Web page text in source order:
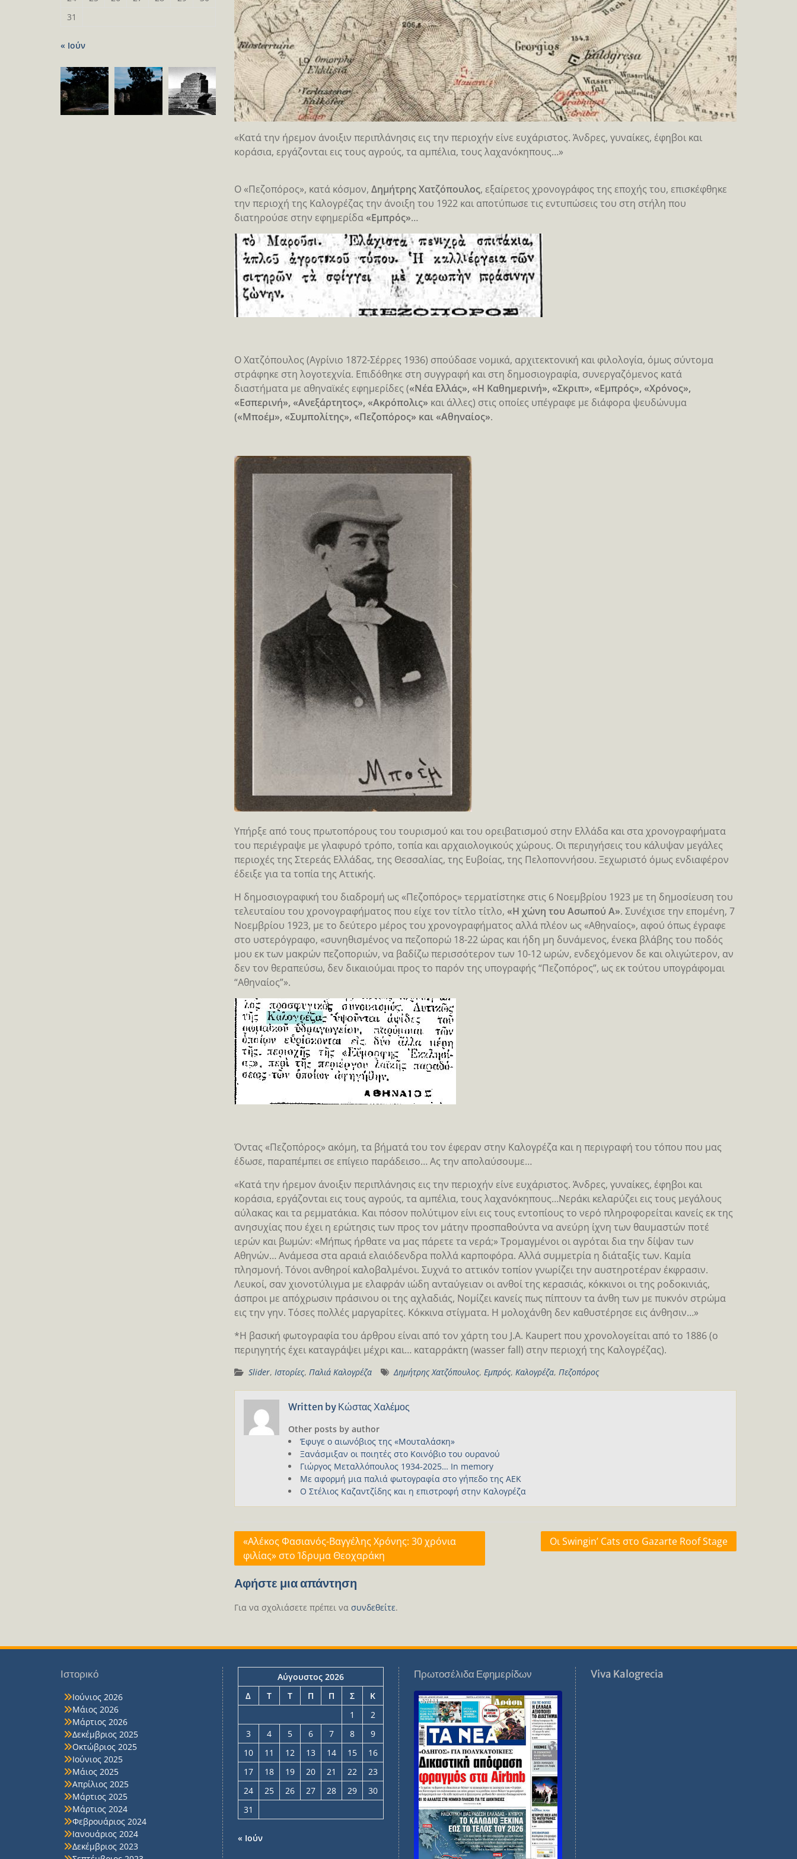
«Κατά την ήρεμον άνοιξιν περιπλάνησις εις την περιοχήν είνε ευχάριστος. Άνδρες, γυναίκες, έφηβοι και
κοράσια, εργάζονται εις τους αγρούς, τα αμπέλια, τους λαχανόκηπους…»
Ο «Πεζοπόρος», κατά κόσμον, Δημήτρης Χατζόπουλος, εξαίρετος χρονογράφος της εποχής του, επισκέφθηκε
την περιοχή της Καλογρέζας την άνοιξη του 1922 και αποτύπωσε τις εντυπώσεις του στη στήλη που
διατηρούσε στην εφημερίδα«Εμπρός»…
Ο Χατζόπουλος (Αγρίνιο 1872-Σέρρες 1936) σπούδασε νομικά, αρχιτεκτονική και φιλολογία, όμως σύντομα
στράφηκε στη λογοτεχνία. Επιδόθηκε στη συγγραφή και στη δημοσιογραφία, συνεργαζόμενος κατά
διαστήματα με αθηναϊκές εφημερίδες («Νέα Ελλάς», «Η Καθημερινή», «Σκριπ», «Εμπρός», «Χρόνος»,
«Εσπερινή», «Ανεξάρτητος», «Ακρόπολις» και άλλες) στις οποίες υπέγραφε με διάφορα ψευδώνυμα
(«Μποέμ», «Συμπολίτης», «Πεζοπόρος» και «Αθηναίος».
Υπήρξε από τους πρωτοπόρους του τουρισμού και του ορειβατισμού στην Ελλάδα και στα χρονογραφήματα
του περιέγραψε με γλαφυρό τρόπο, τοπία και αρχαιολογικούς χώρους. Οι περιηγήσεις του κάλυψαν μεγάλες
περιοχές της Στερεάς Ελλάδας, της Θεσσαλίας, της Ευβοίας, της Πελοποννήσου. Ξεχωριστό όμως ενδιαφέρον
έδειξε για τα τοπία της Αττικής.
Η δημοσιογραφική του διαδρομή ως «Πεζοπόρος» τερματίστηκε στις 6 Νοεμβρίου 1923 με τη δημοσίευση του
τελευταίου του χρονογραφήματος που είχε τον τίτλο τίτλο, «Η χώνη του Ασωπού Α». Συνέχισε την επομένη, 7
Νοεμβρίου 1923, με το δεύτερο μέρος του χρονογραφήματος αλλά πλέον ως «Αθηναίος», αφού όπως έγραφε
στο υστερόγραφο, «συνηθισμένος να πεζοπορώ 18-22 ώρας και ήδη μη δυνάμενος, ένεκα βλάβης του ποδός
μου εκ των μακρών πεζοποριών, να βαδίζω περισσότερον των 10-12 ωρών, ενδεχόμενον δε και ολιγώτερον, αν
δεν τον θεραπεύσω, δεν δικαιούμαι προς το παρόν της υπογραφής “Πεζοπόρος”, ως εκ τούτου υπογράφομαι
“Αθηναίος”».
Όντας «Πεζοπόρος» ακόμη, τα βήματά του τον έφεραν στην Καλογρέζα και η περιγραφή του τόπου που μας
έδωσε, παραπέμπει σε επίγειο παράδεισο… Ας την απολαύσουμε…
«Κατά την ήρεμον άνοιξιν περιπλάνησις εις την περιοχήν είνε ευχάριστος. Άνδρες, γυναίκες, έφηβοι και
κοράσια, εργάζονται εις τους αγρούς, τα αμπέλια, τους λαχανόκηπους…Νεράκι κελαρύζει εις τους μεγάλους
αύλακας και τα ρεμματάκια. Και πόσον πολύτιμον είνι εις τους εντοπίους το νερό πληροφορείται κανείς εκ της
ανησυχίας που έχει η ερώτησις των προς τον μάτην προσπαθούντα να ανεύρη ίχνη των θαυμαστών ποτέ
ιερών και βωμών: «Μήπως ήρθατε να μας πάρετε τα νερά;» Τρομαγμένοι οι αγρόται δια την δίψαν των
Αθηνών… Ανάμεσα στα αραιά ελαιόδενδρα πολλά καρποφόρα. Αλλά συμμετρία η διάταξίς των. Καμία
πλησμονή. Τόνοι ανθηροί καλοβαλμένοι. Συχνά το αττικόν τοπίον γνωρίζει την αυστηροτέραν έκφρασιν.
Λευκοί, σαν χιονοτύλιγμα με ελαφράν ιώδη ανταύγειαν οι ανθοί της κερασιάς, κόκκινοι οι της ροδοκινιάς,
άσπροι με απόχρωσιν πράσινου οι της αχλαδιάς, Νομίζει κανείς πως πίπτουν τα άνθη των με πυκνόν στρώμα
εις την γην. Τόσες πολλές μαργαρίτες. Κόκκινα στίγματα. Η μολοχάνθη δεν καθυστέρησε εις άνθησιν…»
*Η βασική φωτογραφία του άρθρου είναι από τον χάρτη του J.A. Kaupert που χρονολογείται από το 1886 (ο
περιηγητής έχει καταγράψει μέχρι και… καταρράκτη (wasser fall) στην περιοχή της Καλογρέζας).
Slider, Ιστορίες, Παλιά Καλογρέζα Δημήτρης Χατζόπουλος, Εμπρός, Καλογρέζα, Πεζοπόρος
Written by Κώστας Χαλέμος
Other posts by author
Έφυγε ο αιωνόβιος της «Μουταλάσκη»
Ξανάσμιξαν οι ποιητές στο Κοινόβιο του ουρανού
Γιώργος Μεταλλόπουλος 1934-2025… In memory
Με αφορμή μια παλιά φωτογραφία στο γήπεδο της ΑΕΚ
Ο Στέλιος Καζαντζίδης και η επιστροφή στην Καλογρέζα
Πλοήγηση
άρθρων
«Αλέκος Φασιανός-Βαγγέλης Χρόνης: 30 χρόνια
φιλίας» στο Ίδρυμα Θεοχαράκη
Οι Swingin’ Cats στο Gazarte Roof Stage
Αφήστε μια απάντηση
Για να σχολιάσετε πρέπει να συνδεθείτε.
31
« Ιούν
Ιστορικό
Ιούνιος 2026
Μάιος 2026
Μάρτιος 2026
Δεκέμβριος 2025
Οκτώβριος 2025
Ιούνιος 2025
Μάιος 2025
Απρίλιος 2025
Μάρτιος 2025
Μάρτιος 2024
Φεβρουάριος 2024
Ιανουάριος 2024
Δεκέμβριος 2023
Αύγουστος 2026
Δ
Τ Τ Π Π Σ
Κ
1
2
3
4 5 6 7 8
9
10
11 12 13 14 15
16
17
18 19 20 21 22
23
24
25 26 27 28 29
30
31
« Ιούν
Πρωτοσέλιδα Εφημερίδων Viva Kalogrecia